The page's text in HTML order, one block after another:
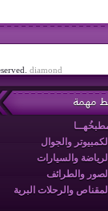
diamond
مهمة
الكمبيوتر والجوال
الرياضة والسيارات
الصور والطرائف
المقناص والرحلات البرية